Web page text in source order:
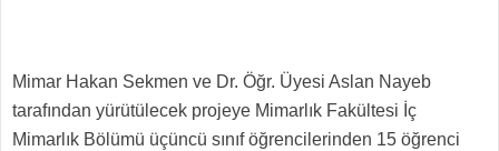
Mimar Hakan Sekmen ve Dr. Öğr. Üyesi Aslan Nayeb
tarafından yürütülecek projeye Mimarlık Fakültesi İç
Mimarlık Bölümü üçüncü sınıf öğrencilerinden 15 öğrenci